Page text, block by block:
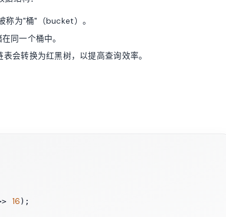
称为"桶"（bucket）。
同一个桶中。
会转换为红黑树，以提高查询效率。
16 );